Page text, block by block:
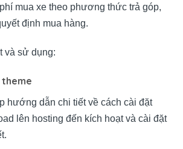
mua xe theo phương thức trả góp,
định mua hàng.
và sử dụng:
hướng dẫn chi tiết về cách cài đặt
lên hosting đến kích hoạt và cài đặt